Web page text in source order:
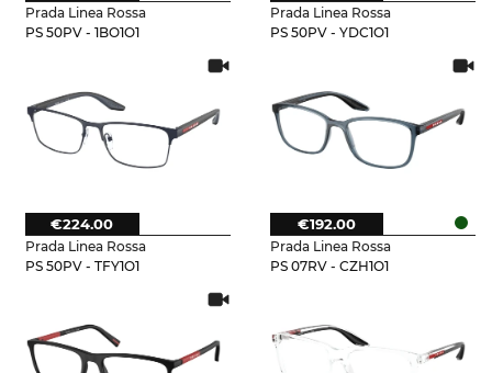
Prada Linea Rossa
PS 50PV - 1BO1O1
Prada Linea Rossa
PS 50PV - YDC1O1
Prada Linea Rossa
PS 50PV - TFY1O1
€224.00
Prada Linea Rossa
PS 07RV - CZH1O1
€192.00